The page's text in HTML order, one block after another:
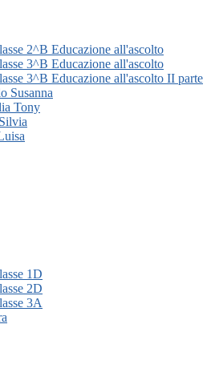
2^B Educazione all'ascolto
3^B Educazione all'ascolto
3^B Educazione all'ascolto II parte
Susanna
Tony
1D
2D
3A